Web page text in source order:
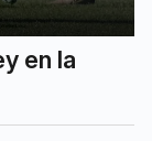
en la